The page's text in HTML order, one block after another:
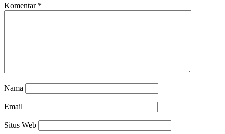
Komentar *
Nama
Email
Situs Web